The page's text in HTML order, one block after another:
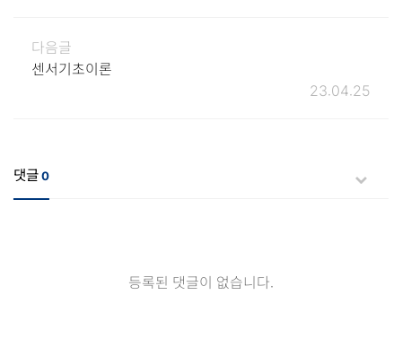
다음글
센서기초이론
23.04.25
댓글0
등록된 댓글이 없습니다.